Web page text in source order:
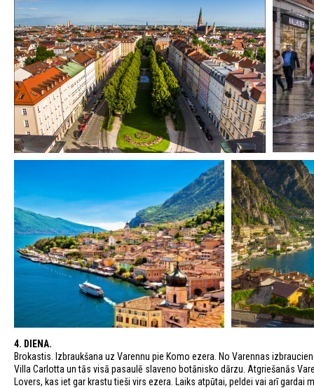
4. DIENA.
Brokastis. Izbraukšana uz Varennu pie Komo ezera. No Varennas
Villa Carlotta un tās visā pasaulē slaveno botānisko dārzu. Atgriešanās
Lovers, kas iet gar krastu tieši virs ezera. Laiks atpūtai, peldei vai arī